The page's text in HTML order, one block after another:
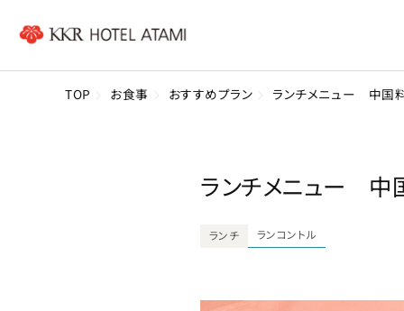
TOP お食事 おすすめプラン ランチメニュー 中国
ランチメニュー 中
ランチ ランコントル